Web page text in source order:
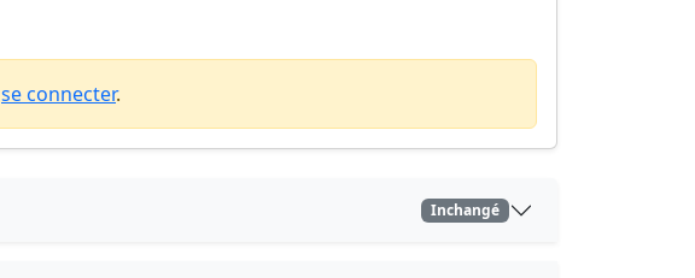
se connecter.
Inchangé